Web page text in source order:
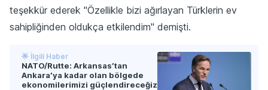
teşekkür ederek "Özellikle bizi ağırlayan Türklerin ev
sahipliğinden oldukça etkilendim" demişti.
🌟 İlgili Haber
NATO/Rutte: Arkansas’tan
Ankara’ya kadar olan bölgede
ekonomilerimizi güçlendireceğiz